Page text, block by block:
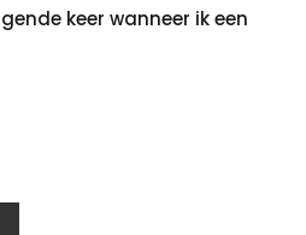
keer wanneer ik een